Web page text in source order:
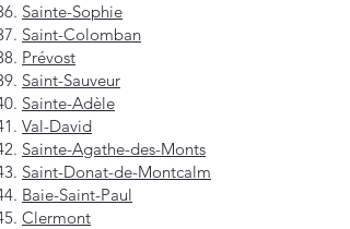
Sainte-Sophie
Saint-Colomban
Prévost
Saint-Sauveur
Sainte-Adèle
Val-David
Sainte-Agathe-des-Monts
Saint-Donat-de-Montcalm
Baie-Saint-Paul
Clermont